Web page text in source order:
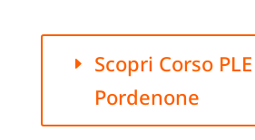
Scopri Corso PLE
Pordenone